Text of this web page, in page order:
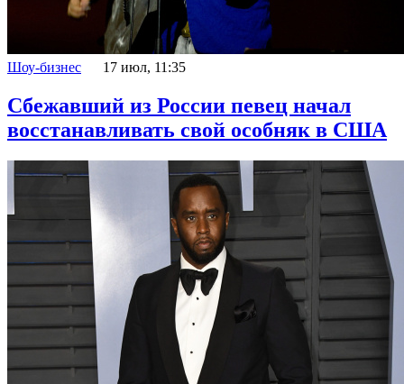
Шоу-бизнес 17 июл, 11:35
Сбежавший из России певец начал
восстанавливать свой особняк в США